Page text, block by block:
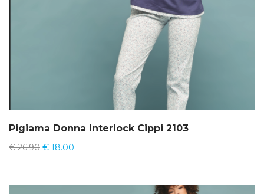
Pigiama Donna Interlock Cippi 2103
€26.90 € 18.00